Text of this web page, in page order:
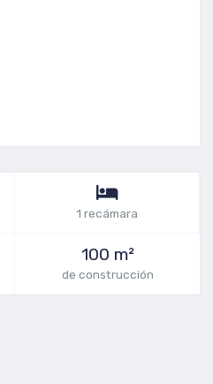
1 recámara
100 m²
de construcción